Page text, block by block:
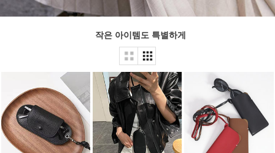
작은 아이템도 특별하게